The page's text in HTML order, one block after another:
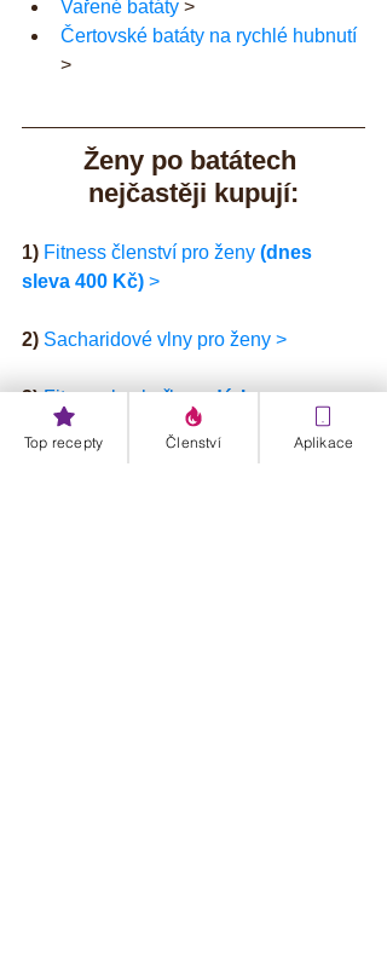
Vařené batáty >
Čertovské batáty na rychlé hubnutí
>
Ženy po batátech
nejčastěji kupují:
1) Fitness členství pro ženy (dnes
sleva 400 Kč) >
2) Sacharidové vlny pro ženy >
3) Fitness kuchařku + dárky >
Top recepty Členství Aplikace